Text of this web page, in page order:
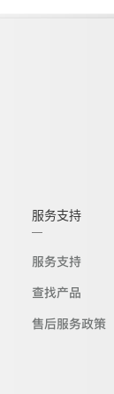
服务支持
服务支持
查找产品
售后服务政策